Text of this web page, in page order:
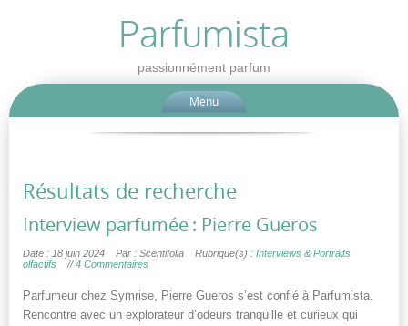
Parfumista
passionnément parfum
Menu
Résultats de recherche
Interview parfumée : Pierre Gueros
Date : 18 juin 2024 Par : Scentifolia Rubrique(s) : Interviews & Portraits
olfactifs
//4 Commentaires
Parfumeur chez Symrise, Pierre Gueros s’est confié à Parfumista.
Rencontre avec un explorateur d’odeurs tranquille et curieux qui